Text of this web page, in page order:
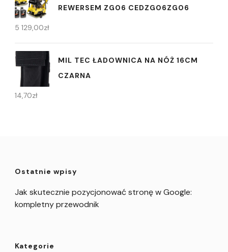
REWERSEM ZG06 CEDZG06ZG06
5 129,00zł
MIL TEC ŁADOWNICA NA NÓŻ 16CM
CZARNA
14,70zł
Ostatnie wpisy
Jak skutecznie pozycjonować stronę w Google:
kompletny przewodnik
Kategorie